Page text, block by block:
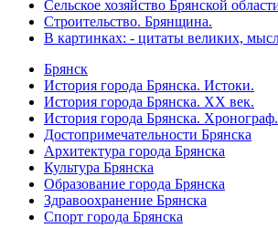
Сельское хозяйство Брянской
Строительство. Брянщина.
В картинках: - цитаты великих,
Брянск
История города Брянска. Истоки.
История города Брянска. XX век.
История города Брянска. Хронограф.
Достопримечательности Брянска
Архитектура города Брянска
Культура Брянска
Образование города Брянска
Здравоохранение Брянска
Спорт города Брянска